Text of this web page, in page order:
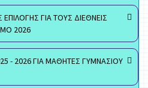
ΓΙΑ ΤΟΥΣ ΔΙΕΘΝΕΙΣ
2026
- 2026 ΓΙΑ ΜΑΘΗΤΕΣ ΓΥΜΝΑΣΙΟΥ